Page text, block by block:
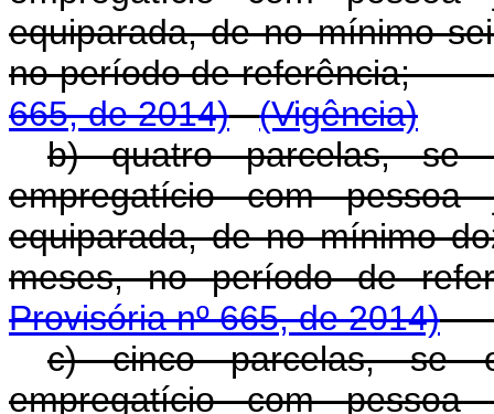
equiparada, de no mínimo
no período de
665, de 2014)
(Vigência)
b) quatro parcelas, se
empregatício com
equiparada, de no mínimo
meses, no período de
Provisória nº 665, de 2014)
c) cinco parcelas, se
empregatício com